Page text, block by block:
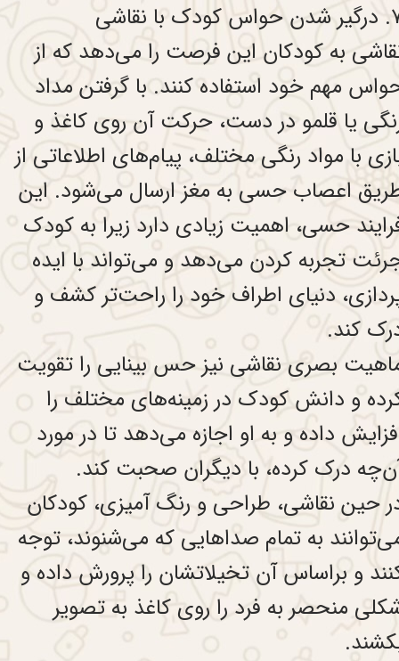
با نقاشی
به کودکان این فرصت را می‌دهد که از
مهم خود استفاده کنند. با گرفتن مداد
یا قلمو در دست، حرکت آن روی کاغذ و
با مواد رنگی مختلف، پیام‌های اطلاعاتی از
اعصاب حسی به مغز ارسال می‌شود. این
حسی، اهمیت زیادی دارد زیرا به کودک
تجربه کردن می‌دهد و می‌تواند با ایده
دنیای اطراف خود را راحت‌تر کشف و
کند.
بصری نقاشی نیز حس بینایی را تقویت
و دانش کودک در زمینه‌های مختلف را
داده و به او اجازه می‌دهد تا در مورد
درک کرده، با دیگران صحبت کند.
حین نقاشی، طراحی و رنگ آمیزی، کودکان
به تمام صداهایی که می‌شنوند، توجه
و براساس آن تخیلاتشان را پرورش داده و
منحصر به فرد را روی کاغذ به تصویر